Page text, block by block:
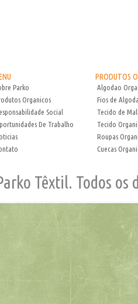
Parko
Organicos
Social
De Trabalho
PRODUTOS
Algodao
Fios de
Tecido de
Tecido
Roupas
Cuecas
Têxtil. Todos os